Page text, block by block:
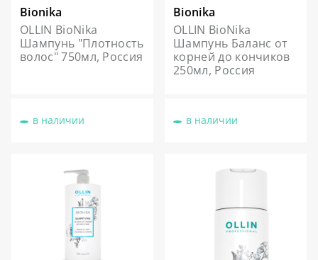
Bionika
OLLIN BioNika
Шампунь "Плотность
волос" 750мл, Россия
в наличии
Bionika
OLLIN BioNika
Шампунь Баланс от
корней до кончиков
250мл, Россия
в наличии